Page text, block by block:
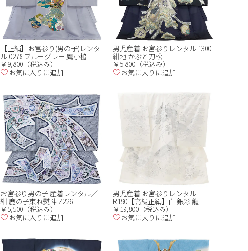
【正絹】お宮参り(男の子)レンタ
ル 0278 ブルーグレー 鷹小槌
￥9,800（税込み）
お気に入りに追加
男児産着 お宮参りレンタル 1300
紺地 かぶと刀松
￥5,800（税込み）
お気に入りに追加
お宮参り男の子 産着レンタル／
紺 鹿の子束ね熨斗 Z226
￥5,500（税込み）
お気に入りに追加
男児産着 お宮参りレンタル
R190【高級正絹】白 銀彩 龍
￥19,800（税込み）
お気に入りに追加